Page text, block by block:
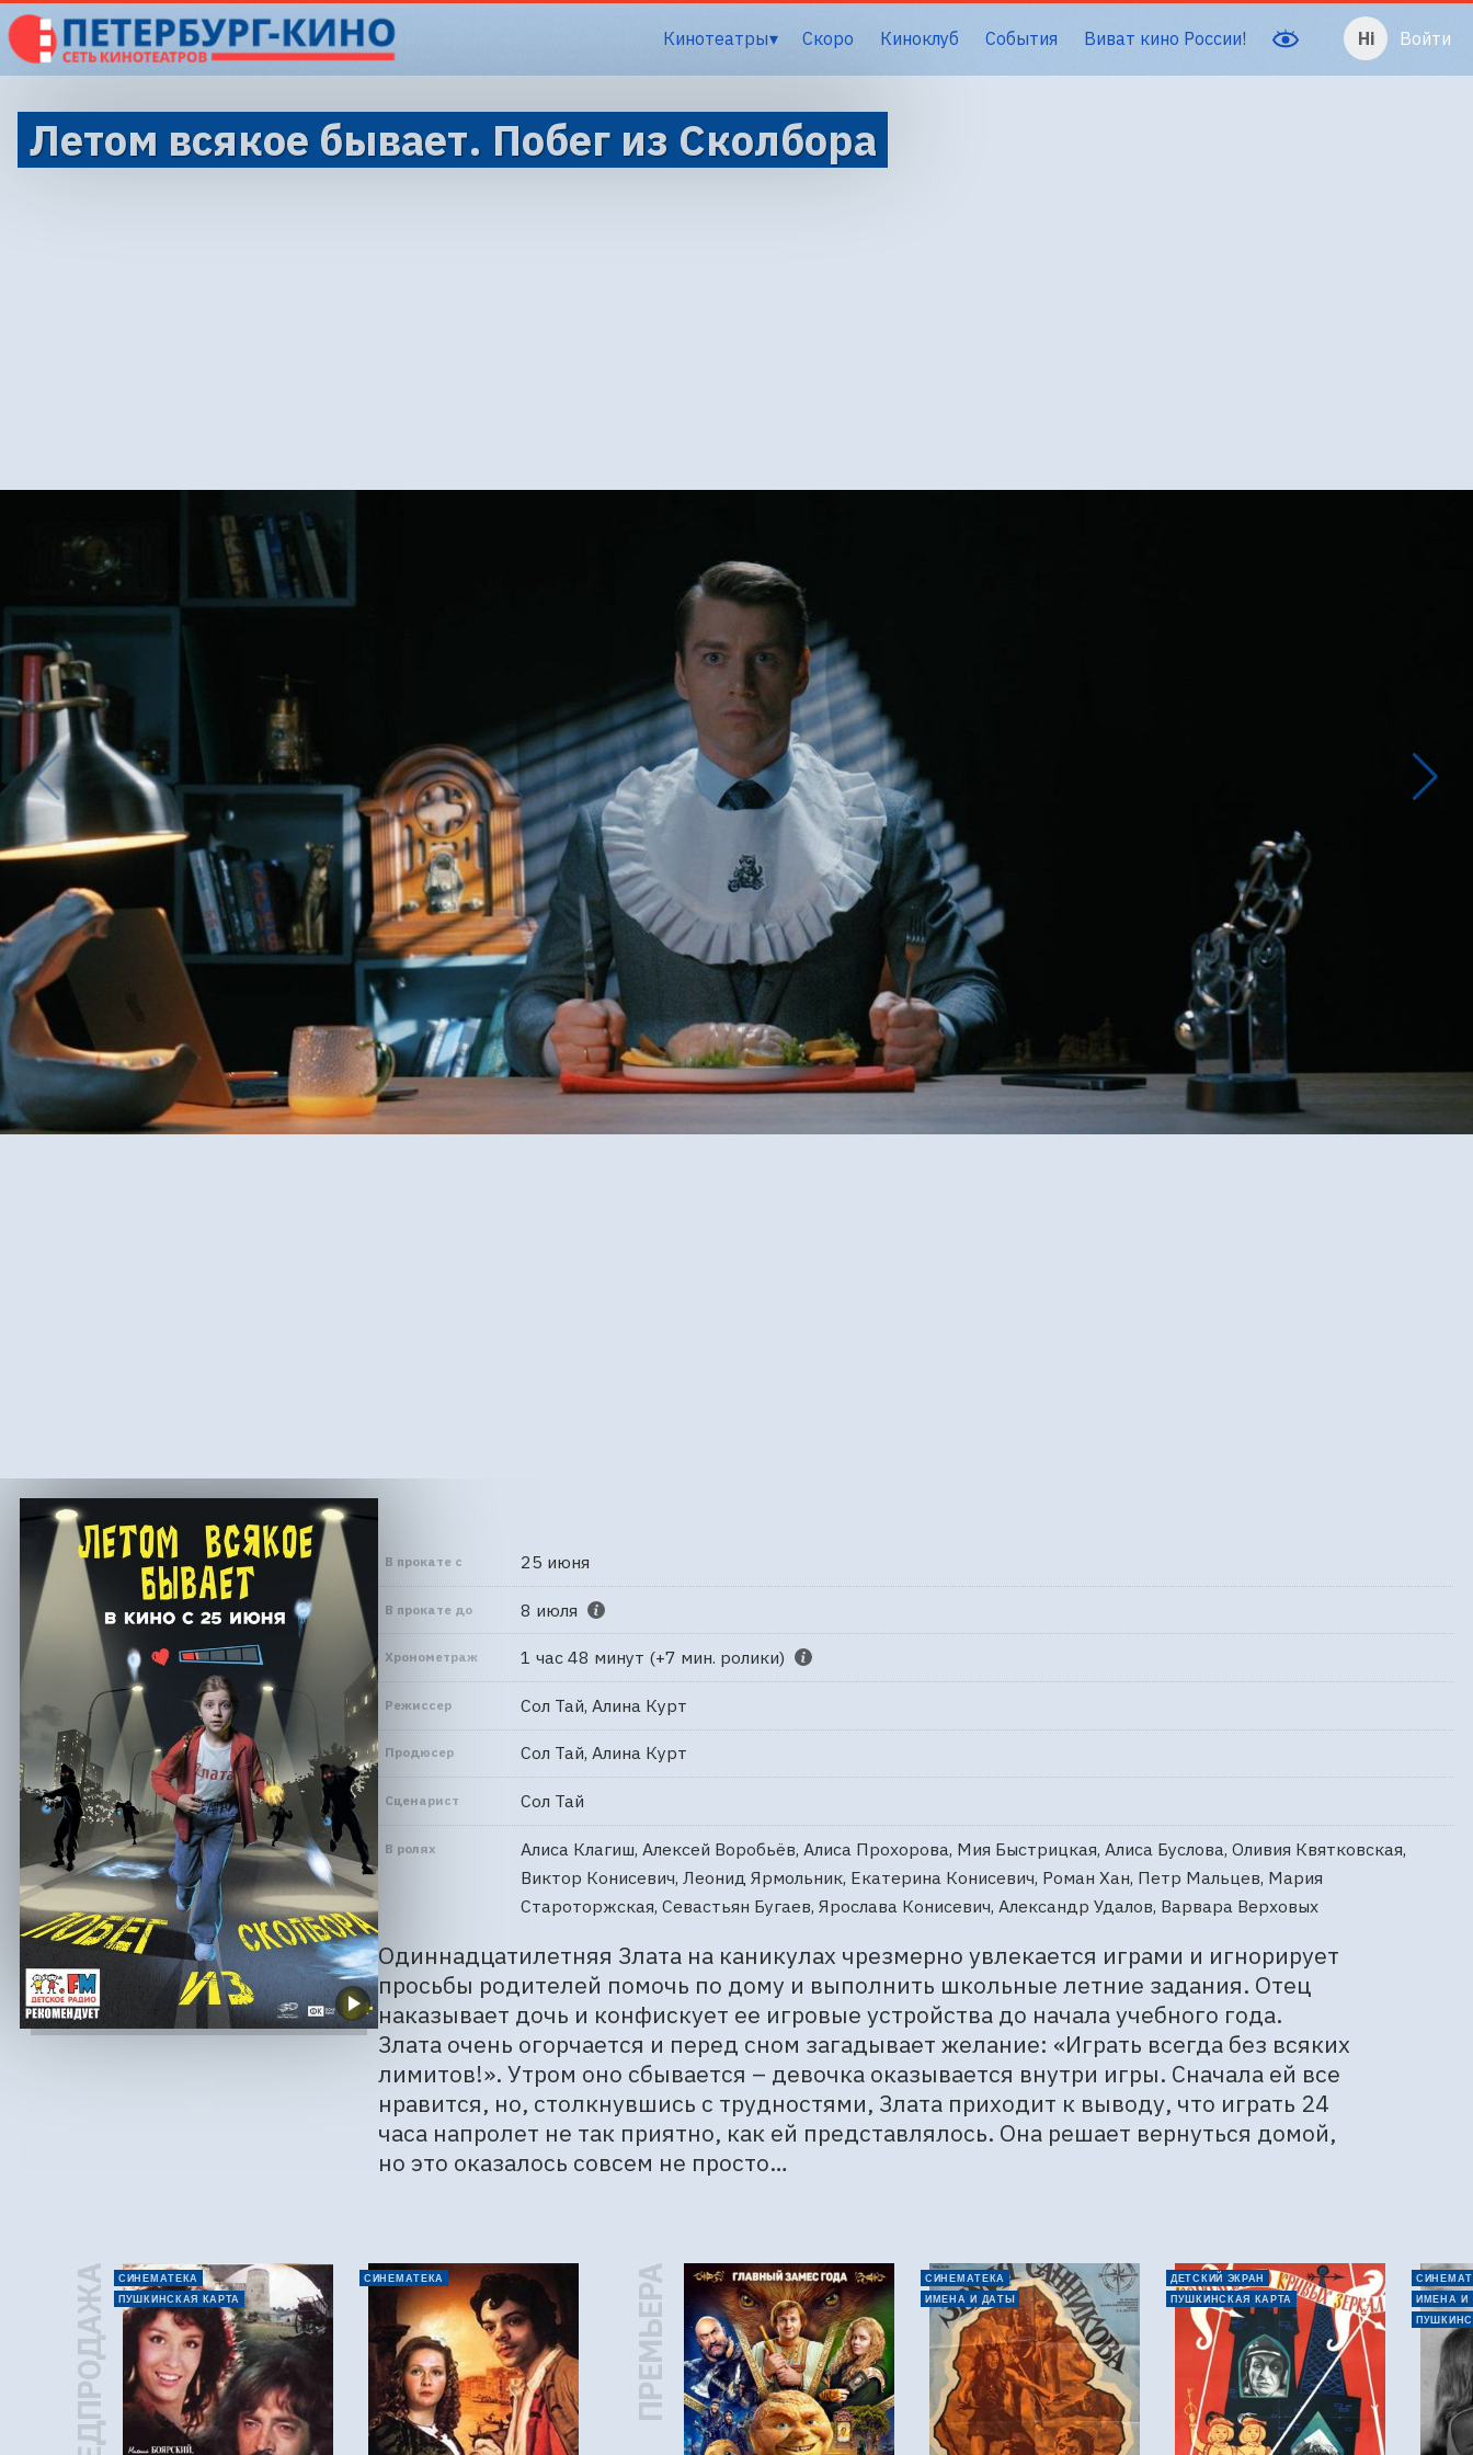
Кинотеатры Скоро Киноклуб События Виват кино России! Войти
Летом всякое бывает. Побег из Сколбора
В прокате с 25 июня
В прокате до 8 июля
Хронометраж 1 час 48 минут (+7 мин. ролики)
Режиссер Сол Тай, Алина Курт
Продюсер Сол Тай, Алина Курт
Сценарист Сол Тай
В ролях
Алиса Клагиш, Алексей Воробьёв, Алиса Прохорова, Мия Быстрицкая, Алиса Буслова, Оливия Квятковская,
Виктор Конисевич, Леонид Ярмольник, Екатерина Конисевич, Роман Хан, Петр Мальцев, Мария
Староторжская, Севастьян Бугаев, Ярослава Конисевич, Александр Удалов, Варвара Верховых
Одиннадцатилетняя Злата на каникулах чрезмерно увлекается играми и игнорирует
просьбы родителей помочь по дому и выполнить школьные летние задания. Отец
наказывает дочь и конфискует ее игровые устройства до начала учебного года.
Злата очень огорчается и перед сном загадывает желание: «Играть всегда без всяких
лимитов!». Утром оно сбывается – девочка оказывается внутри игры. Сначала ей все
нравится, но, столкнувшись с трудностями, Злата приходит к выводу, что играть 24
часа напролет не так приятно, как ей представлялось. Она решает вернуться домой,
но это оказалось совсем не просто…
ПРЕДПРОДАЖА
СИНЕМАТЕКА
ПУШКИНСКАЯ КАРТА
СИНЕМАТЕКА ПРЕМЬЕРА
СИНЕМАТЕКА
ИМЕНА И ДАТЫ
ДЕТСКИЙ ЭКРАН
ПУШКИНСКАЯ КАРТА
ИМЕНА И